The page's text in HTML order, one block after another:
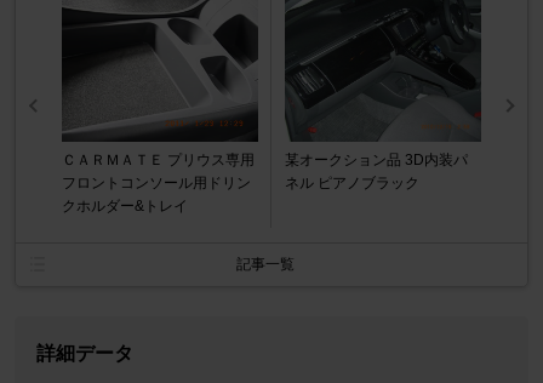
ＣＡＲＭＡＴＥ プリウス専用
フロントコンソール用ドリン
クホルダー&トレイ
某オークション品 3D内装パ
ネル ピアノブラック
記事一覧
詳細データ